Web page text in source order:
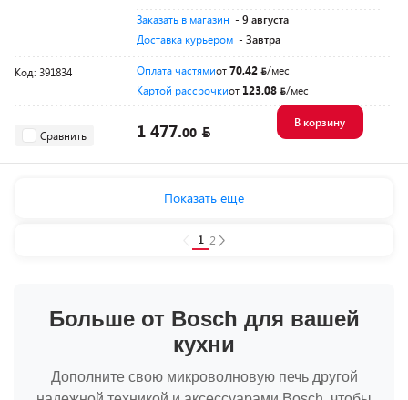
Заказать в магазин - 9 августа
Доставка курьером - Завтра
Код: 391834 Оплата частямиот70,42
/мес
Картой рассрочкиот 123,08 /мес
Сравнить 1 477.00
В корзину
Показать еще
1 2
Больше от Bosch для вашей
кухни
Дополните свою микроволновую печь другой